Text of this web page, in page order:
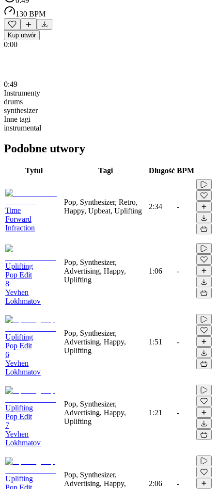
130 BPM
Kup utwór
0:00
0:49
Instrumenty
drums
synthesizer
Inne tagi
instrumental
Podobne utwory
Tytuł Tagi Długość BPM
Time
Forward
Infraction
Pop, Synthesizer, Retro,
Happy, Upbeat, Uplifting
2:34 -
Uplifting
Pop Edit
8
Yevhen
Lokhmatov
Pop, Synthesizer,
Advertising, Happy,
Uplifting
1:06 -
Uplifting
Pop Edit
6
Yevhen
Lokhmatov
Pop, Synthesizer,
Advertising, Happy,
Uplifting
1:51 -
Uplifting
Pop Edit
7
Yevhen
Lokhmatov
Pop, Synthesizer,
Advertising, Happy,
Uplifting
1:21 -
Uplifting
Pop Edit
Pop, Synthesizer,
Advertising, Happy,
2:06 -